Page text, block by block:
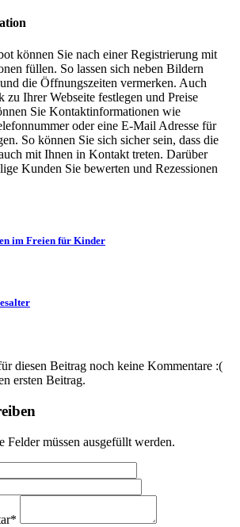
können Sie nach einer Registrierung mit
füllen. So lassen sich neben Bildern
die Öffnungszeiten vermerken. Auch
zu Ihrer Webseite festlegen und Preise
Sie Kontaktinformationen wie
oder eine E-Mail Adresse für
So können Sie sich sicher sein, dass die
mit Ihnen in Kontakt treten. Darüber
Kunden Sie bewerten und Rezessionen
im Freien für Kinder
diesen Beitrag noch keine Kommentare :(
ersten Beitrag.
Felder müssen ausgefüllt werden.
*